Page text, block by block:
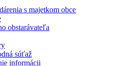
s majetkom obce
obstarávateľa
súťaž
informácii